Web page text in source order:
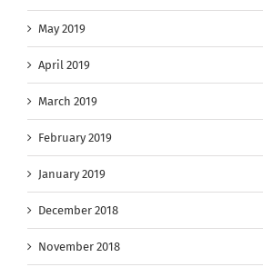
May 2019
April 2019
March 2019
February 2019
January 2019
December 2018
November 2018